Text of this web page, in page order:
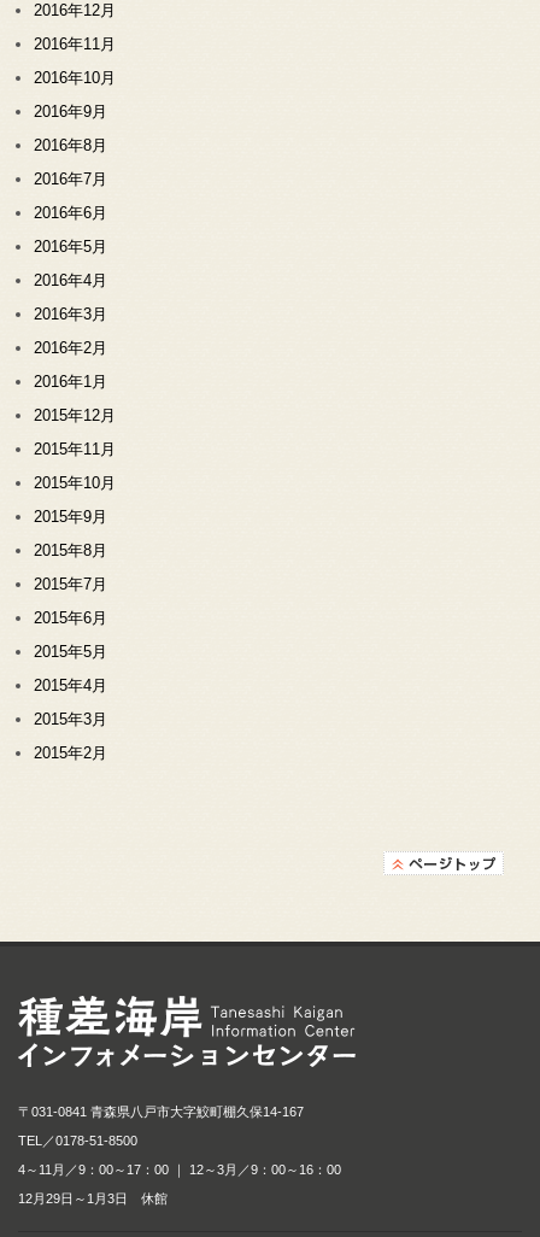
2016年12月
2016年11月
2016年10月
2016年9月
2016年8月
2016年7月
2016年6月
2016年5月
2016年4月
2016年3月
2016年2月
2016年1月
2015年12月
2015年11月
2015年10月
2015年9月
2015年8月
2015年7月
2015年6月
2015年5月
2015年4月
2015年3月
2015年2月
〒031-0841 青森県八戸市大字鮫町棚久保14-167
TEL／0178-51-8500
4～11月／9：00～17：00 ｜ 12～3月／9：00～16：00
12月29日～1月3日 休館